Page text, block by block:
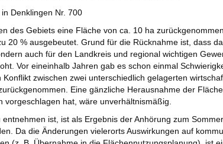
Denklingen Nr. 700
des Gebiets eine Fläche von ca. 10 ha
20 % ausgebeutet. Grund für die Rücknahme ist, dass
auch für den Landkreis und regional wichtigen
Vor eineinhalb Jahren gab es schon einmal
zwischen zwei unterschiedlich gelagerten
Eine gänzliche Herausnahme der
vorgeschlagen hat, wäre unverhältnismäßig.
ist, ist als Ergebnis der Anhörung zum
Da die Änderungen vielerorts Auswirkungen auf